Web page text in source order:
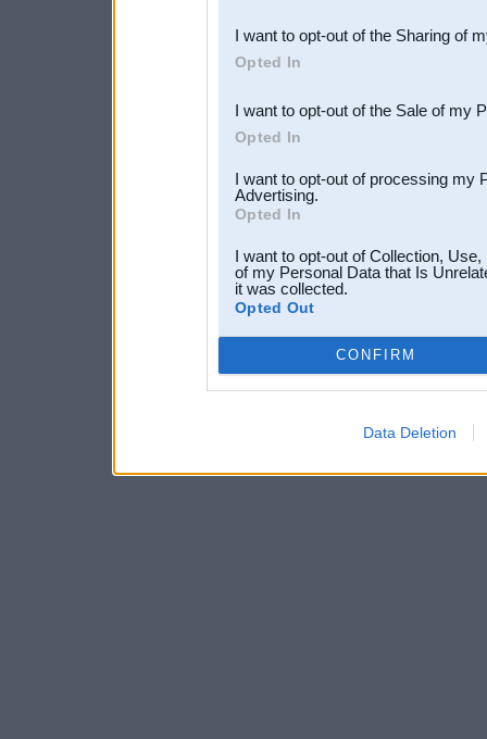
Downstream Participants
third parties.
I want to opt-out of the Sharing of
Opted In
I want to opt-out of the Sale of my
Opted In
I want to opt-out of processing my
Advertising.
Opted In
I want to opt-out of Collection,
of my Personal Data that Is
it was collected.
Opted Out
CONFIRM
Data Deletion